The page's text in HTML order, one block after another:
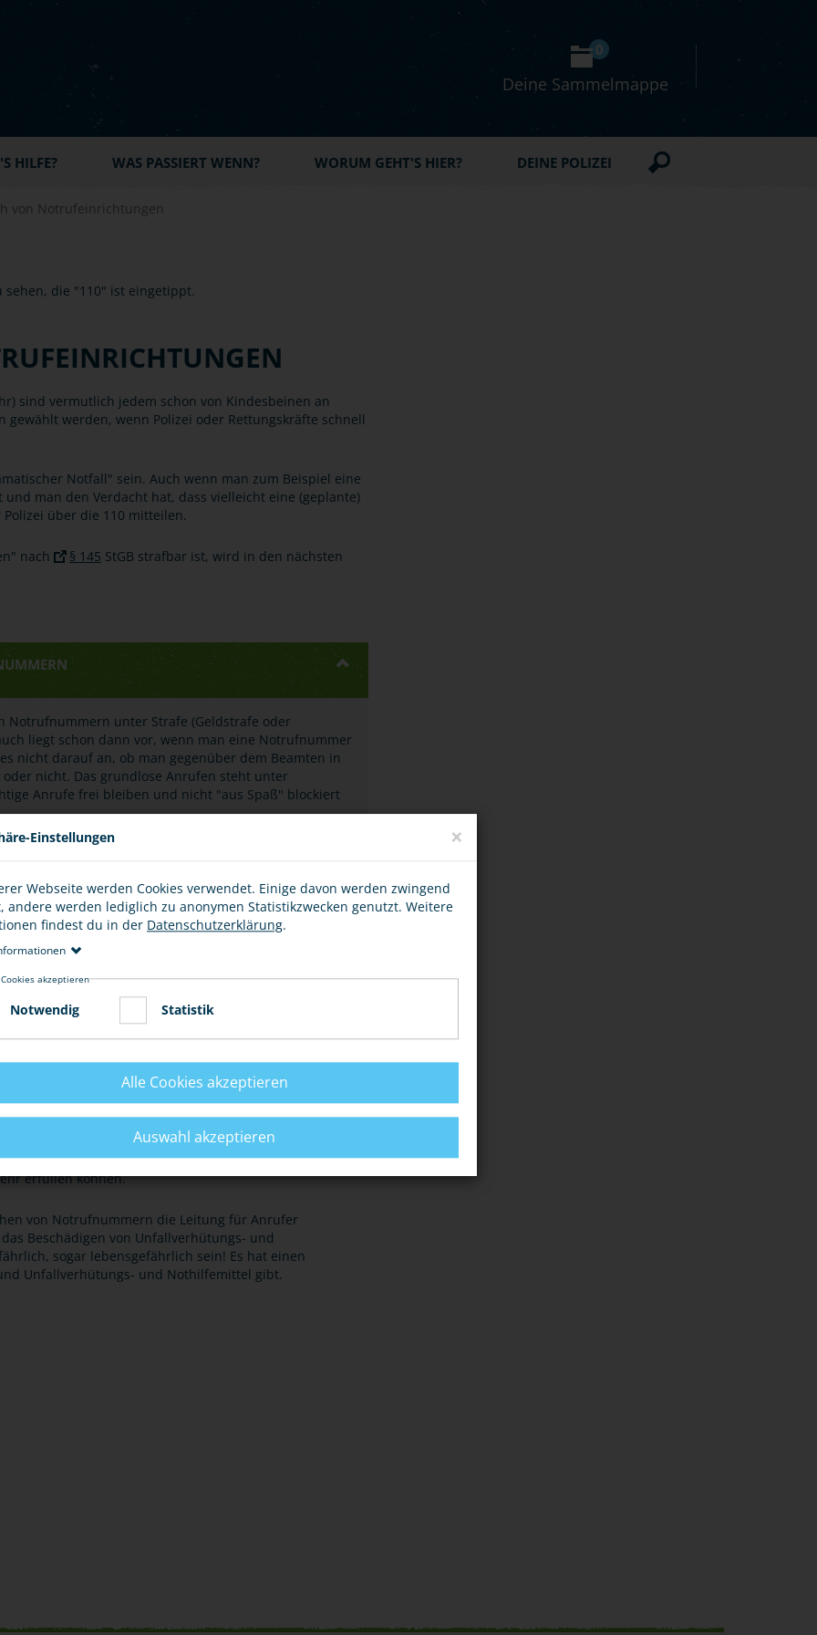
Deine Sammelmappe
0
HILFE? WAS PASSIERT WENN? WORUM GEHT'S HIER? DEINE POLIZEI
von Notrufeinrichtungen
sind vermutlich jedem schon von Kindesbeinen an
werden, wenn Polizei oder Rettungskräfte schnell
Notfall" sein. Auch wenn man zum Beispiel eine
man den Verdacht hat, dass vielleicht eine (geplante)
über die 110 mitteilen.
nach § 145 StGB strafbar ist, wird in den nächsten
Notrufnummern unter Strafe (Geldstrafe oder
liegt schon dann vor, wenn man eine Notrufnummer
nicht darauf an, ob man gegenüber dem Beamten in
nicht. Das grundlose Anrufen steht unter
Anrufe frei bleiben und nicht "aus Spaß" blockiert
du ganz bewusst die Notrufnummer anrufst. Wenn
Beispiel vertippt hast, ist das nicht strafbar.
NOTHILFEMITTELN
wählt oder Nothilfeeinrichtungen beschädigt
erfüllen können.
von Notrufnummern die Leitung für Anrufer
Beschädigen von Unfallverhütungs- und
sogar lebensgefährlich sein! Es hat einen
Unfallverhütungs- und Nothilfemittel gibt.
Einstellungen ×
Webseite werden Cookies verwendet. Einige davon werden zwingend
andere werden lediglich zu anonymen Statistikzwecken genutzt. Weitere
findest du in der Datenschutzerklärung.
akzeptieren
Notwendig Statistik
Alle Cookies akzeptieren
Auswahl akzeptieren